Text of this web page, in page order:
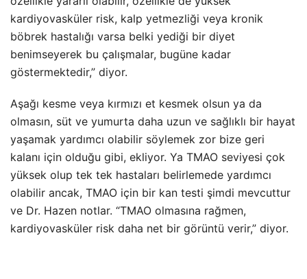
kardiyovasküler risk, kalp yetmezliği veya kronik
böbrek hastalığı varsa belki yediği bir diyet
benimseyerek bu çalışmalar, bugüne kadar
göstermektedir,” diyor.
Aşağı kesme veya kırmızı et kesmek olsun ya da
olmasın, süt ve yumurta daha uzun ve sağlıklı bir hayat
yaşamak yardımcı olabilir söylemek zor bize geri
kalanı için olduğu gibi, ekliyor. Ya TMAO seviyesi çok
yüksek olup tek tek hastaları belirlemede yardımcı
olabilir ancak, TMAO için bir kan testi şimdi mevcuttur
ve Dr. Hazen notlar. “TMAO olmasına rağmen,
kardiyovasküler risk daha net bir görüntü verir,” diyor.